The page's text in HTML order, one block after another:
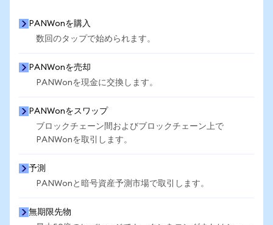
PANWonを購入
数回のタップで始められます。
PANWonを売却
PANWonを現金に交換します。
PANWonをスワップ
ブロックチェーン間およびブロックチェーン上で
PANWonを取引します。
予測
PANWonと暗号資産予測市場で取引します。
無期限先物